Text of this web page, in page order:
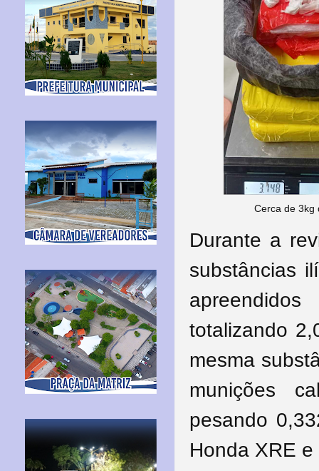
Cerca de 3kg
Durante a
substâncias
totalizando
mesma
munições
pesando
Honda XRE